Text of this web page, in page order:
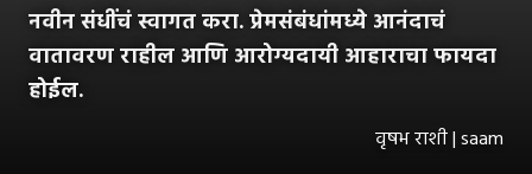
नवीन संधींचं स्वागत करा. प्रेमसंबंधांमध्ये आनंदाचं
वातावरण राहील आणि आरोग्यदायी आहाराचा फायदा
होईल.
वृषभ राशी | saam